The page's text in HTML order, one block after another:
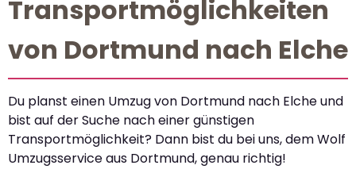
Transportmöglichkeiten
von Dortmund nach Elche
Du planst einen Umzug von Dortmund nach Elche und
bist auf der Suche nach einer günstigen
Transportmöglichkeit? Dann bist du bei uns, dem Wolf
Umzugsservice aus Dortmund, genau richtig!